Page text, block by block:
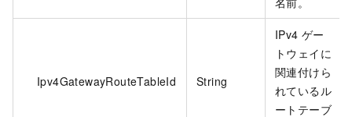
Ipv4GatewayRouteTableId String
IPv4 ゲー
トウェイに
関連付けら
れているル
ートテーブ